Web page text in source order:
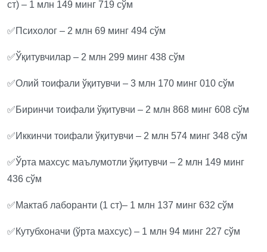
ст) – 1 млн 149 минг 719 сўм
✅Психолог – 2 млн 69 минг 494 сўм
✅Ўқитувчилар – 2 млн 299 минг 438 сўм
✅Олий тоифали ўқитувчи – 3 млн 170 минг 010 сўм
✅Биринчи тоифали ўқитувчи – 2 млн 868 минг 608 сўм
✅Иккинчи тоифали ўқитувчи – 2 млн 574 минг 348 сўм
✅Ўрта махсус маълумотли ўқитувчи – 2 млн 149 минг
436 сўм
✅Мактаб лаборанти (1 ст)– 1 млн 137 минг 632 сўм
✅Кутубхоначи (ўрта махсус) – 1 млн 94 минг 227 сўм